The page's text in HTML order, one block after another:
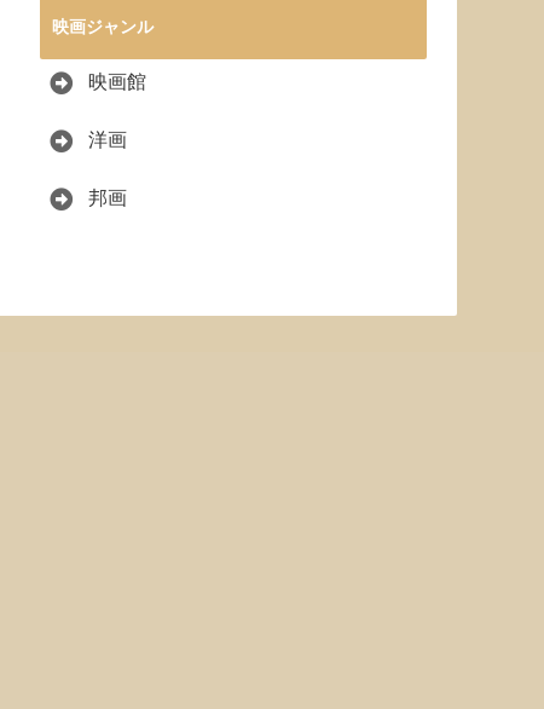
映画ジャンル
映画館
洋画
邦画